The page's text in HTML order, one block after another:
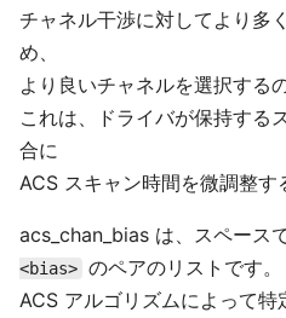
チャネル干渉に対してより多
め、
より良いチャネルを選択する
これは、ドライバが保持する
合に
ACS スキャン時間を微調整す
acs_chan_bias は、スペース
<bias> のペアのリストです。
ACS アルゴリズムによって特